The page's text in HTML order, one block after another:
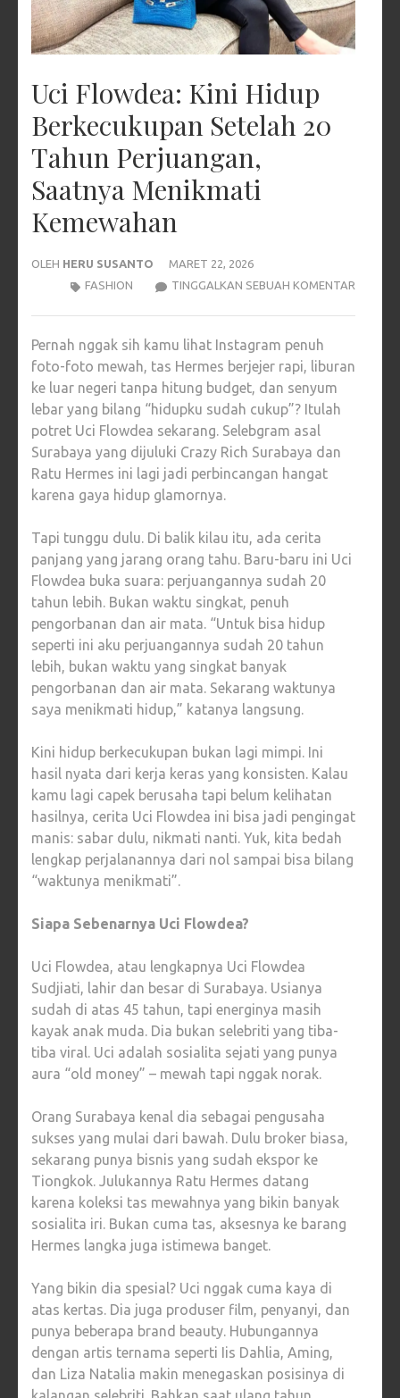
Uci Flowdea: Kini Hidup
Berkecukupan Setelah 20
Tahun Perjuangan,
Saatnya Menikmati
Kemewahan
OLEH HERU SUSANTO
MARET 22, 2026
TINGGALKAN SEBUAH KOMENTAR
FASHION
Pernah nggak sih kamu lihat Instagram penuh
foto-foto mewah, tas Hermes berjejer rapi, liburan
ke luar negeri tanpa hitung budget, dan senyum
lebar yang bilang “hidupku sudah cukup”? Itulah
potret Uci Flowdea sekarang. Selebgram asal
Surabaya yang dijuluki Crazy Rich Surabaya dan
Ratu Hermes ini lagi jadi perbincangan hangat
karena gaya hidup glamornya.
Tapi tunggu dulu. Di balik kilau itu, ada cerita
panjang yang jarang orang tahu. Baru-baru ini Uci
Flowdea buka suara: perjuangannya sudah 20
tahun lebih. Bukan waktu singkat, penuh
pengorbanan dan air mata. “Untuk bisa hidup
seperti ini aku perjuangannya sudah 20 tahun
lebih, bukan waktu yang singkat banyak
pengorbanan dan air mata. Sekarang waktunya
saya menikmati hidup,” katanya langsung.
Kini hidup berkecukupan bukan lagi mimpi. Ini
hasil nyata dari kerja keras yang konsisten. Kalau
kamu lagi capek berusaha tapi belum kelihatan
hasilnya, cerita Uci Flowdea ini bisa jadi pengingat
manis: sabar dulu, nikmati nanti. Yuk, kita bedah
lengkap perjalanannya dari nol sampai bisa bilang
“waktunya menikmati”.
Siapa Sebenarnya Uci Flowdea?
Uci Flowdea, atau lengkapnya Uci Flowdea
Sudjiati, lahir dan besar di Surabaya. Usianya
sudah di atas 45 tahun, tapi energinya masih
kayak anak muda. Dia bukan selebriti yang tiba-
tiba viral. Uci adalah sosialita sejati yang punya
aura “old money” – mewah tapi nggak norak.
Orang Surabaya kenal dia sebagai pengusaha
sukses yang mulai dari bawah. Dulu broker biasa,
sekarang punya bisnis yang sudah ekspor ke
Tiongkok. Julukannya Ratu Hermes datang
karena koleksi tas mewahnya yang bikin banyak
sosialita iri. Bukan cuma tas, aksesnya ke barang
Hermes langka juga istimewa banget.
Yang bikin dia spesial? Uci nggak cuma kaya di
atas kertas. Dia juga produser film, penyanyi, dan
punya beberapa brand beauty. Hubungannya
dengan artis ternama seperti Iis Dahlia, Aming,
dan Liza Natalia makin menegaskan posisinya di